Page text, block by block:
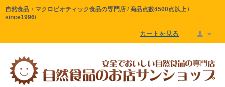
自然食品・マクロビオティック食品の専門店 / 商品点数4500点以上 /
since1996/
カートを見る